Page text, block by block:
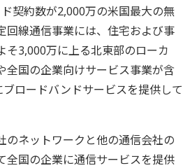
契約数が2,000万の米国最大の無
回線通信事業には、住宅および事
そ3,000万に上る北東部のローカ
全国の企業向けサービス事業が含
ロードバンドサービスを提供して
のネットワークと他の通信会社の
全国の企業に通信サービスを提供